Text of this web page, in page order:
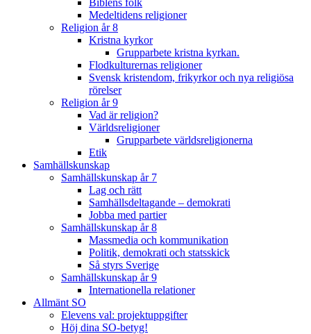
Biblens folk
Medeltidens religioner
Religion år 8
Kristna kyrkor
Grupparbete kristna kyrkan.
Flodkulturernas religioner
Svensk kristendom, frikyrkor och nya religiösa
rörelser
Religion år 9
Vad är religion?
Världsreligioner
Grupparbete världsreligionerna
Etik
Samhällskunskap
Samhällskunskap år 7
Lag och rätt
Samhällsdeltagande – demokrati
Jobba med partier
Samhällskunskap år 8
Massmedia och kommunikation
Politik, demokrati och statsskick
Så styrs Sverige
Samhällskunskap år 9
Internationella relationer
Allmänt SO
Elevens val: projektuppgifter
Höj dina SO-betyg!